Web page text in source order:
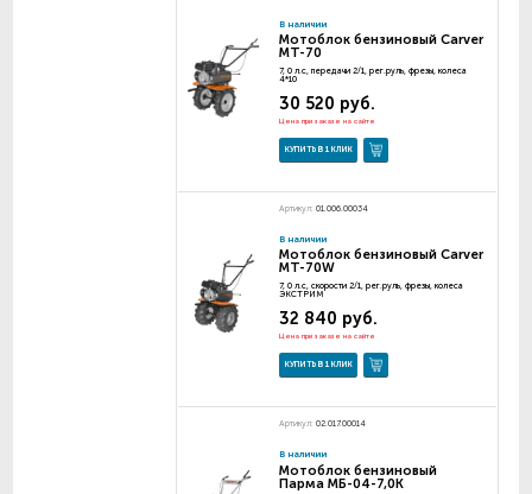
В наличии
Мотоблок бензиновый Carver
MT-70
7, 0 л.с, передачи 2/1, рег.руль, фрезы, колеса
4*10
30 520 руб.
Цена при заказе на сайте
КУПИТЬ В 1 КЛИК
Артикул: 01.006.00034
В наличии
Мотоблок бензиновый Carver
MT-70W
7, 0 л.с, скорости 2/1, рег.руль, фрезы, колеса
ЭКСТРИМ
32 840 руб.
Цена при заказе на сайте
КУПИТЬ В 1 КЛИК
Артикул: 02.017.00014
В наличии
Мотоблок бензиновый
Парма МБ-04-7,0К